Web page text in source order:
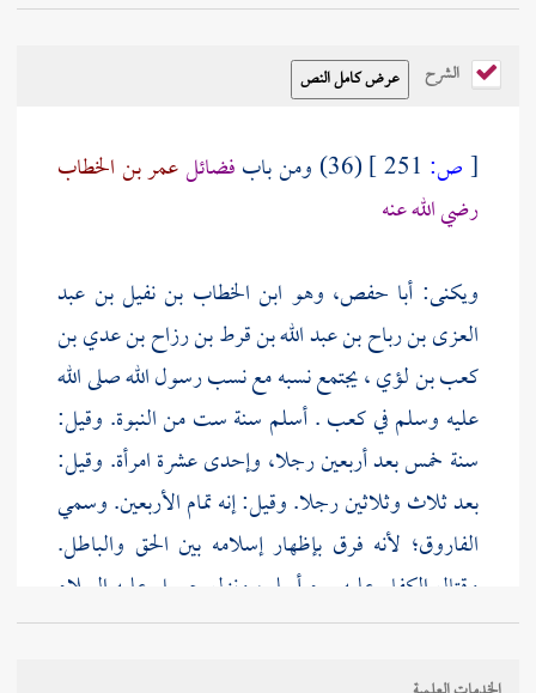
الشرح
[ص: (36) ومن باب فضائلعمر بن الخطاب
رضي الله عنه
ويكنى: أبا حفص، وهو ابن الخطاب بن نفيل بن عبد
العزى بن رباح بن عبد الله بن قرط بن رزاح بن عدي بن
كعب بن لؤي، يجتمع نسبه مع نسب رسول الله صلى الله
عليه وسلم فيكعب. أسلم سنة ست من النبوة. وقيل:
سنة خمس بعد أربعين رجلا، وإحدى عشرة امرأة. وقيل:
بعد ثلاث وثلاثين رجلا. وقيل: إنه تمام الأربعين. وسمي
الفاروق؛ لأنه فرق بإظهار إسلامه بين الحق والباطل.
وقتال الكفار عليه يوم أسلم، ونزل جبريل عليه السلام
على رسول الله صلى الله عليه وسلم فقال: " يامحمد!
استبشر أهل السماء بإسلام